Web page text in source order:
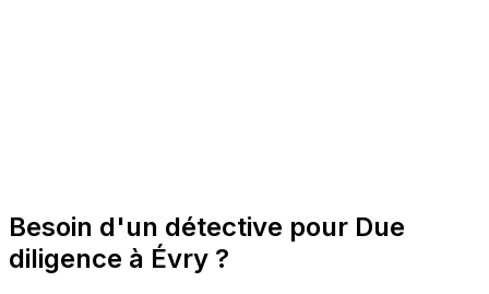
Besoin d'un détective pour Due
diligence à Évry ?